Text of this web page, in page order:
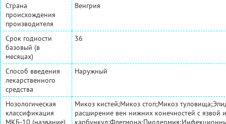
Страна
происхождения
производителя
Венгрия
Срок годности
базовый (в
месяцах)
36
Способ введения
лекарственного
средства
Наружный
Нозологическая
классификация
МКБ-10 (название)
Микоз кистей;Микоз стоп;Микоз
расширение вен нижних конечностей с язвой